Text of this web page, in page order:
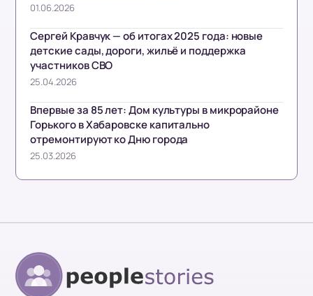
01.06.2026
Сергей Кравчук — об итогах 2025 года: новые
детские сады, дороги, жильё и поддержка
участников СВО
25.04.2026
Впервые за 85 лет: Дом культуры в микрорайоне
Горького в Хабаровске капитально
отремонтируют ко Дню города
25.03.2026